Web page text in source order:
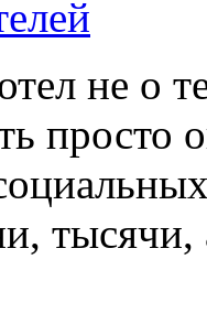
не о
просто
тысячи,